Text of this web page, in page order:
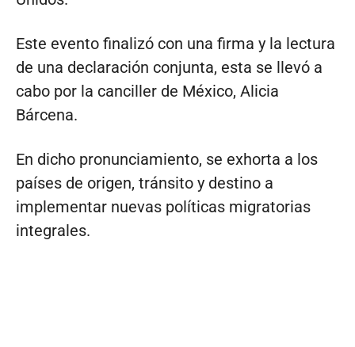
Este evento finalizó con una firma y la lectura
de una declaración conjunta, esta se llevó a
cabo por la canciller de México, Alicia
Bárcena.
En dicho pronunciamiento, se exhorta a los
países de origen, tránsito y destino a
implementar nuevas políticas migratorias
integrales.